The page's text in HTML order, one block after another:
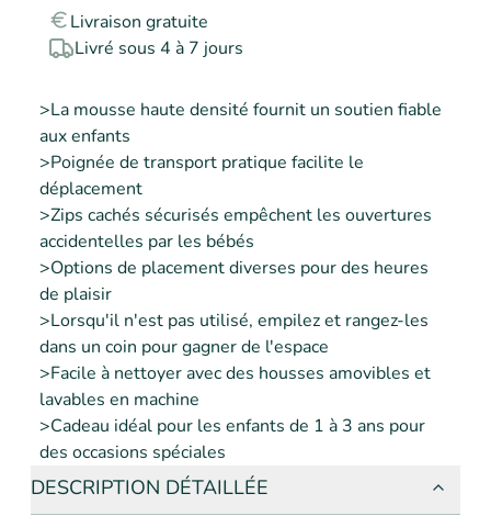
Livraison gratuite
Livré sous 4 à 7 jours
>La mousse haute densité fournit un soutien fiable
aux enfants
>Poignée de transport pratique facilite le
déplacement
>Zips cachés sécurisés empêchent les ouvertures
accidentelles par les bébés
>Options de placement diverses pour des heures
de plaisir
>Lorsqu'il n'est pas utilisé, empilez et rangez-les
dans un coin pour gagner de l'espace
>Facile à nettoyer avec des housses amovibles et
lavables en machine
>Cadeau idéal pour les enfants de 1 à 3 ans pour
des occasions spéciales
DESCRIPTION DÉTAILLÉE